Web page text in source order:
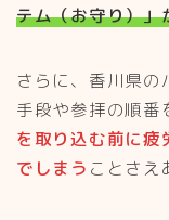
テム（お守り）」
さらに、香川県
手段や参拝の順番
を取り込む前に疲
でしまう ことさえ